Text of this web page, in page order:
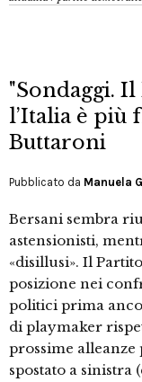
"Sondaggi. Il
l’Italia è più
Buttaroni
Pubblicato da Manuela
Bersani sembra
astensionisti,
«disillusi». Il
posizione nei
politici prima
di playmaker
prossime
spostato a sinistra